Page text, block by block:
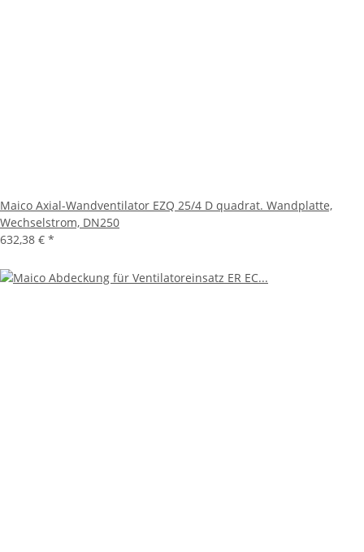
Maico Axial-Wandventilator EZQ 25/4 D quadrat. Wandplatte,
Wechselstrom, DN250
632,38 € *